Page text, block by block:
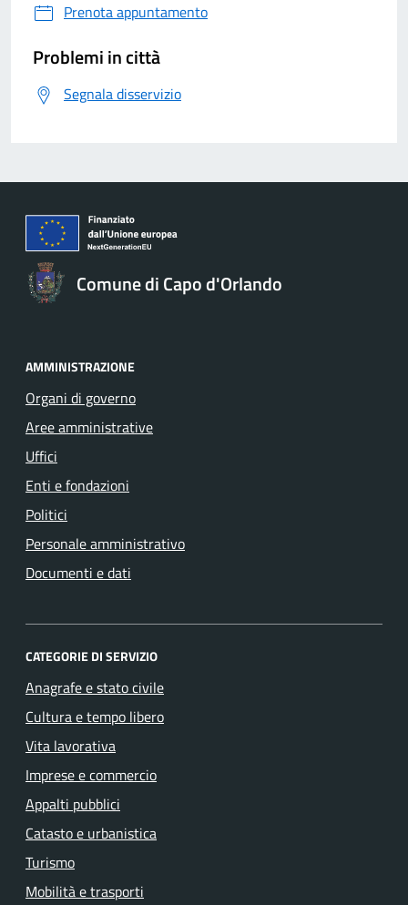
Prenota appuntamento
Problemi in città
Segnala disservizio
Comune di Capo d'Orlando
AMMINISTRAZIONE
Organi di governo
Aree amministrative
Uffici
Enti e fondazioni
Politici
Personale amministrativo
Documenti e dati
CATEGORIE DI SERVIZIO
Anagrafe e stato civile
Cultura e tempo libero
Vita lavorativa
Imprese e commercio
Appalti pubblici
Catasto e urbanistica
Turismo
Mobilità e trasporti